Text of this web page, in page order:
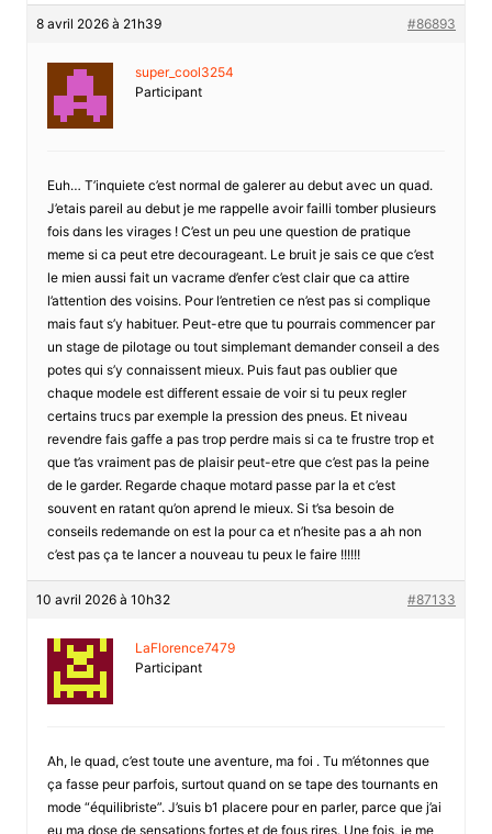
8 avril 2026 à 21h39 #86893
super_cool3254
Participant
Euh… T’inquiete c’est normal de galerer au debut avec un quad.
J’etais pareil au debut je me rappelle avoir failli tomber plusieurs
fois dans les virages ! C’est un peu une question de pratique
meme si ca peut etre decourageant. Le bruit je sais ce que c’est
le mien aussi fait un vacrame d’enfer c’est clair que ca attire
l’attention des voisins. Pour l’entretien ce n’est pas si complique
mais faut s’y habituer. Peut-etre que tu pourrais commencer par
un stage de pilotage ou tout simplemant demander conseil a des
potes qui s’y connaissent mieux. Puis faut pas oublier que
chaque modele est different essaie de voir si tu peux regler
certains trucs par exemple la pression des pneus. Et niveau
revendre fais gaffe a pas trop perdre mais si ca te frustre trop et
que t’as vraiment pas de plaisir peut-etre que c’est pas la peine
de le garder. Regarde chaque motard passe par la et c’est
souvent en ratant qu’on aprend le mieux. Si t’sa besoin de
conseils redemande on est la pour ca et n’hesite pas a ah non
c’est pas ça te lancer a nouveau tu peux le faire !!!!!!
10 avril 2026 à 10h32 #87133
LaFlorence7479
Participant
Ah, le quad, c’est toute une aventure, ma foi . Tu m’étonnes que
ça fasse peur parfois, surtout quand on se tape des tournants en
mode “équilibriste”. J’suis b1 placere pour en parler, parce que j’ai
eu ma dose de sensations fortes et de fous rires. Une fois, je me